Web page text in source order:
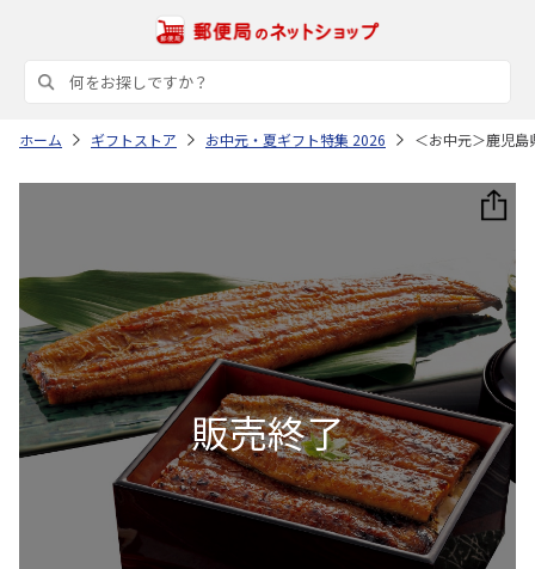
ホーム ギフトストア お中元・夏ギフト特集 2026 ＜お中元＞鹿児